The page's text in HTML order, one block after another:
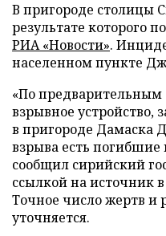
В пригороде столицы
результате которого
РИА «Новости».
населенном пункте
«По
взрывное устройство,
в пригороде Дамаска
взрыва есть погибшие
сообщил сирийский
ссылкой на источник
Точное число жертв и
уточняется.